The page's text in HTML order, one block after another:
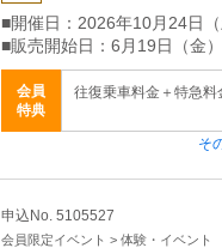
■開催日：2026年10月24日（
■販売開始日：6月19日（金
会員
特典
往復乗車料金＋特急料
そ
申込No. 5105527
会員限定イベント > 体験・イベント